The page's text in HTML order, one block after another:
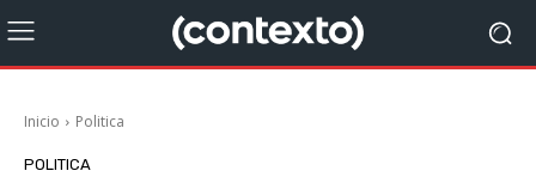
Inicio Politica
POLITICA